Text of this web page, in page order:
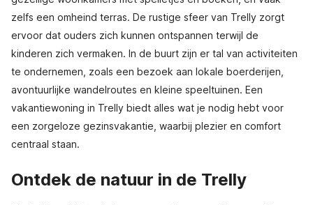
zelfs een omheind terras. De rustige sfeer van Trelly zorgt
ervoor dat ouders zich kunnen ontspannen terwijl de
kinderen zich vermaken. In de buurt zijn er tal van activiteiten
te ondernemen, zoals een bezoek aan lokale boerderijen,
avontuurlijke wandelroutes en kleine speeltuinen. Een
vakantiewoning in Trelly biedt alles wat je nodig hebt voor
een zorgeloze gezinsvakantie, waarbij plezier en comfort
centraal staan.
Ontdek de natuur in de Trelly